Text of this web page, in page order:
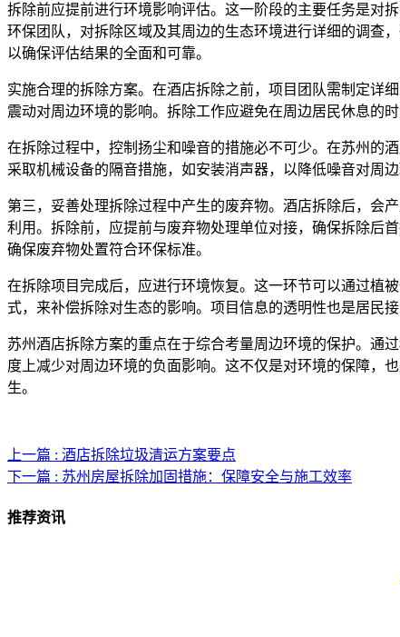
拆除前应提前进行环境影响评估。这一阶段的主要任务是对
环保团队，对拆除区域及其周边的生态环境进行详细的调查
以确保评估结果的全面和可靠。
实施合理的拆除方案。在酒店拆除之前，项目团队需制定详
震动对周边环境的影响。拆除工作应避免在周边居民休息的
在拆除过程中，控制扬尘和噪音的措施必不可少。在苏州的
采取机械设备的隔音措施，如安装消声器，以降低噪音对周
第三，妥善处理拆除过程中产生的废弃物。酒店拆除后，会
利用。拆除前，应提前与废弃物处理单位对接，确保拆除后
确保废弃物处置符合环保标准。
在拆除项目完成后，应进行环境恢复。这一环节可以通过植
式，来补偿拆除对生态的影响。项目信息的透明性也是居民
苏州酒店拆除方案的重点在于综合考量周边环境的保护。通
度上减少对周边环境的负面影响。这不仅是对环境的保障，
生。
上一篇 : 酒店拆除垃圾清运方案要点
下一篇 : 苏州房屋拆除加固措施：保障安全与施工效率
推荐资讯